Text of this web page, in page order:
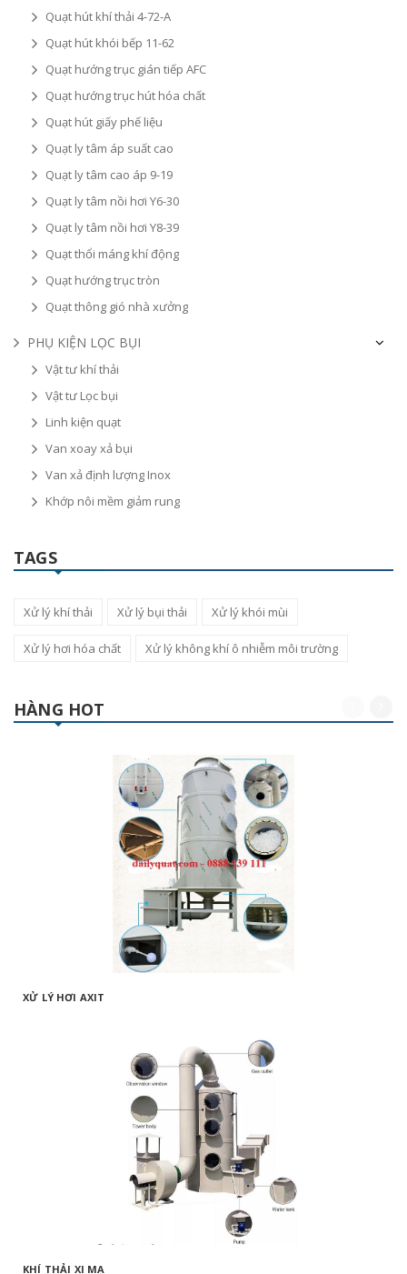
Quạt hút khí thải 4-72-A
Quạt hút khói bếp 11-62
Quạt hướng trục gián tiếp AFC
Quạt hướng trục hút hóa chất
Quạt hút giấy phế liệu
Quạt ly tâm áp suất cao
Quạt ly tâm cao áp 9-19
Quạt ly tâm nồi hơi Y6-30
Quạt ly tâm nồi hơi Y8-39
Quạt thổi máng khí động
Quạt hướng trục tròn
Quạt thông gió nhà xưởng
PHỤ KIỆN LỌC BỤI
Vật tư khí thải
Vật tư Lọc bụi
Linh kiện quạt
Van xoay xả bụi
Van xả định lượng Inox
Khớp nôi mềm giảm rung
TAGS
Xử lý khí thải Xử lý bụi thải Xử lý khói mùi
Xử lý hơi hóa chất Xử lý không khí ô nhiễm môi trường
HÀNG HOT
XỬ LÝ HƠI AXIT
KHÍ THẢI XI MẠ